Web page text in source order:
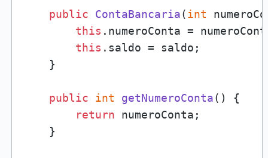
public ContaBancaria(int
this .numeroConta =
this .saldo = saldo;
    }
public int getNumeroConta()
{
return numeroConta;
    }